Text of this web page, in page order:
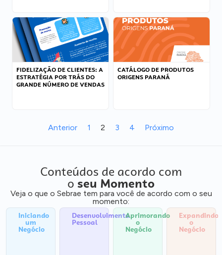
FIDELIZAÇÃO DE CLIENTES: A
ESTRATÉGIA POR TRÁS DO
GRANDE NÚMERO DE VENDAS
CATÁLOGO DE PRODUTOS
ORIGENS PARANÁ
Anterior 1 2 3 4 Próximo
Conteúdos de acordo com
o seu Momento
Veja o que o Sebrae tem para você de acordo com o seu
momento:
Iniciando
um
Negócio
Desenvolvimento
Pessoal
Aprimorando
o
Negócio
Expandindo
o
Negócio